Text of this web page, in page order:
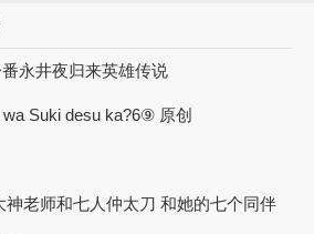
永井夜归来英雄传说
Suki desu ka?6⑨ 原创
神老师和七人仲太刀 和她的七个同伴